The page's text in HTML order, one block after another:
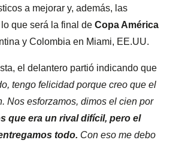
a mejorar y, además, las
que será la final de Copa América
y Colombia en Miami, EE.UU.
el delantero partió indicando que
tengo felicidad porque creo que el
Nos esforzamos, dimos el cien por
que era un rival difícil, pero el
todo. Con eso me debo